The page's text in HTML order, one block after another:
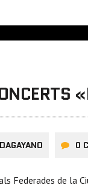
0
Federades de la